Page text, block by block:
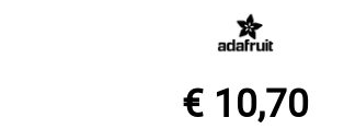
€ 10,70